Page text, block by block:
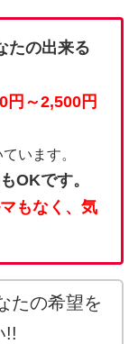
たの出来る
～2,500円
います。
OKです。
もなく、気
たの希望を
!!